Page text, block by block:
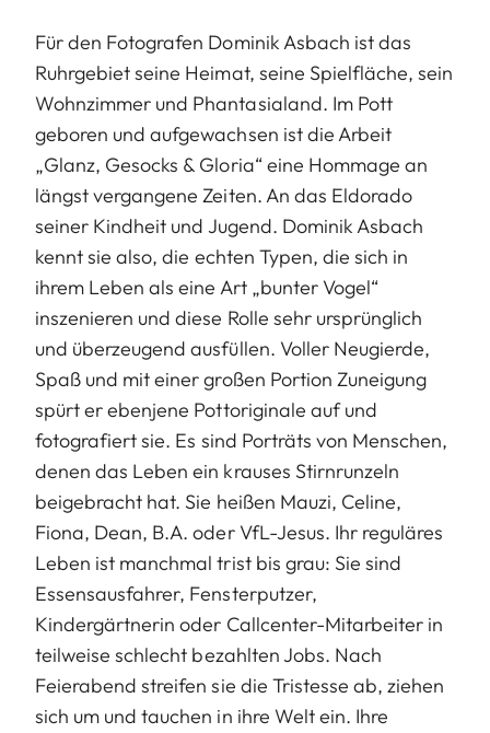
Für den Fotografen Dominik Asbach ist das
Ruhrgebiet seine Heimat, seine Spielfläche, sein
Wohnzimmer und Phantasialand. Im Pott
geboren und aufgewachsen ist die Arbeit
„Glanz, Gesocks & Gloria“ eine Hommage an
längst vergangene Zeiten. An das Eldorado
seiner Kindheit und Jugend. Dominik Asbach
kennt sie also, die echten Typen, die sich in
ihrem Leben als eine Art „bunter Vogel“
inszenieren und diese Rolle sehr ursprünglich
und überzeugend ausfüllen. Voller Neugierde,
Spaß und mit einer großen Portion Zuneigung
spürt er ebenjene Pottoriginale auf und
fotografiert sie. Es sind Porträts von Menschen,
denen das Leben ein krauses Stirnrunzeln
beigebracht hat. Sie heißen Mauzi, Celine,
Fiona, Dean, B.A. oder VfL-Jesus. Ihr reguläres
Leben ist manchmal trist bis grau: Sie sind
Essensausfahrer, Fensterputzer,
Kindergärtnerin oder Callcenter-Mitarbeiter in
teilweise schlecht bezahlten Jobs. Nach
Feierabend streifen sie die Tristesse ab, ziehen
sich um und tauchen in ihre Welt ein. Ihre